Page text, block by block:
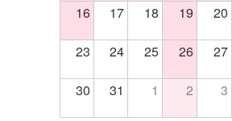
16 17 18 19 20
23 24 25 26 27
30 31 1 2 3